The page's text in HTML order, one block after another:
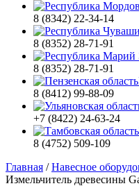
8 (8342) 22-34-14
8 (8352) 28-71-91
8 (8352) 28-71-91
8 (8412) 99-88-09
+7 (8422) 24-63-24
8 (4752) 509-109
Главная /Навесное
Измельчитель древесины